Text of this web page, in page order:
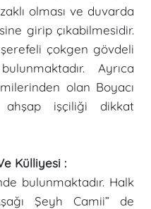
olması ve duvarda
girip çıkabilmesidir.
çokgen gövdeli
Ayrıca
olan Boyacı
ahşap işçiliği dikkat
Külliyesi :
Halk
Şeyh Camii” de